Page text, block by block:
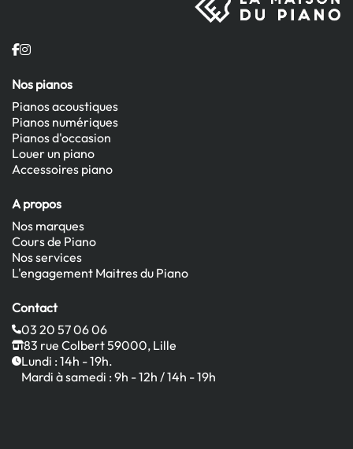
Nos pianos
Pianos acoustiques
Pianos numériques
Pianos d'occasion
Louer un piano
Accessoires piano
A propos
Nos marques
Cours de Piano
Nos services
L'engagement Maitres du Piano
Contact
03 20 57 06 06
83 rue Colbert 59000, Lille
Lundi : 14h - 19h.
Mardi à samedi : 9h - 12h / 14h - 19h